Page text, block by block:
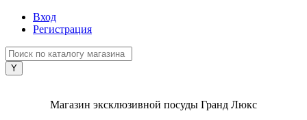
Вход
Регистрация
Магазин эксклюзивной посуды Гранд Люкс